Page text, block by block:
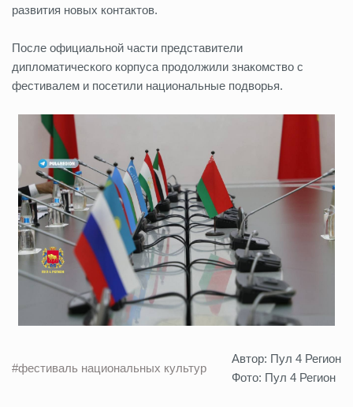
развития новых контактов.
После официальной части представители
дипломатического корпуса продолжили знакомство с
фестивалем и посетили национальные подворья.
#фестиваль национальных культур
Автор: Пул 4 Регион
Фото: Пул 4 Регион